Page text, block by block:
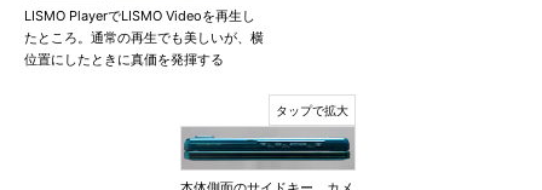
LISMO PlayerでLISMO Videoを再生し
たところ。通常の再生でも美しいが、横
位置にしたときに真価を発揮する